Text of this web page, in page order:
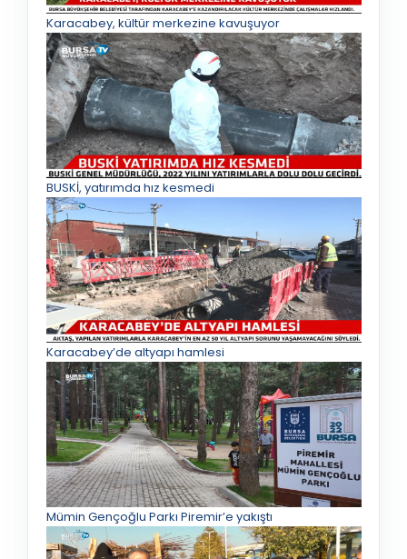
Karacabey, kültür merkezine kavuşuyor
BUSKİ, yatırımda hız kesmedi
Karacabey’de altyapı hamlesi
Mümin Gençoğlu Parkı Piremir’e yakıştı